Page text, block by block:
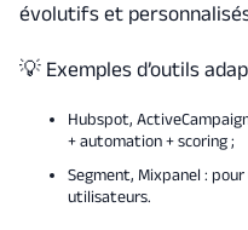
évolutifs et
💡 Exemples d’outils
Hubspot,
+ automation + scoring ;
Segment, Mixpanel :
utilisateurs.